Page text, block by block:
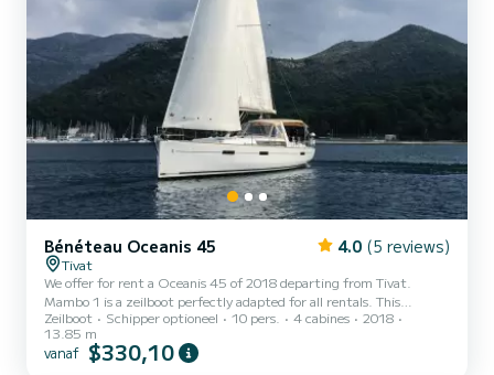
Bénéteau Oceanis 45 4.0 (5 reviews)
Tivat
We offer for rent a Oceanis 45 of 2018 departing from Tivat.
Mambo 1 is a zeilboot perfectly adapted for all rentals. This
zeilboot is very pleasant to handle for a week cruise or more. The
boat has 4 cabins with total comfort and a capacity of 10
passengers. With a total length of 14 meters and 57 horsepower, it
Zeilboot Schipper optioneel 10 pers. 4 cabines
2018
13.85 m
vanaf $330,10